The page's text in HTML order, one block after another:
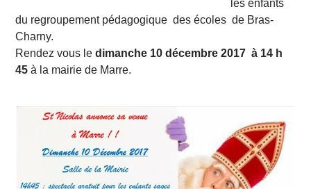
les enfants
du regroupement pédagogique des écoles de Bras-
Charny.
Rendez vous le dimanche 10 décembre 2017 à 14 h
45à la mairie de Marre.